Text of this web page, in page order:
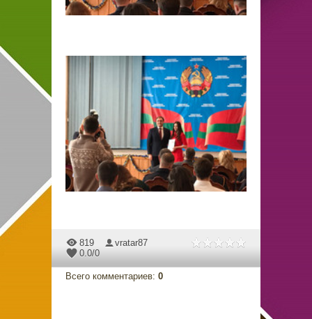
819
vratar87
0.0/0
Всего комментариев: 0